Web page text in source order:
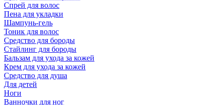
Спрей для волос
Пена для укладки
Шампунь-гель
Тоник для волос
Средство для бороды
Стайлинг для бороды
Бальзам для ухода за кожей
Крем для ухода за кожей
Средство для душа
Для детей
Ноги
Ванночки для ног